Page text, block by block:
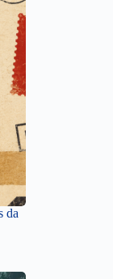
da